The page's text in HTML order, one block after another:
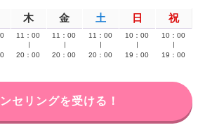
木 金 土 日 祝
11：00
20：00
11：00
20：00
11：00
20：00
10：00
19：00
10：00
19：00
セリングを受ける！